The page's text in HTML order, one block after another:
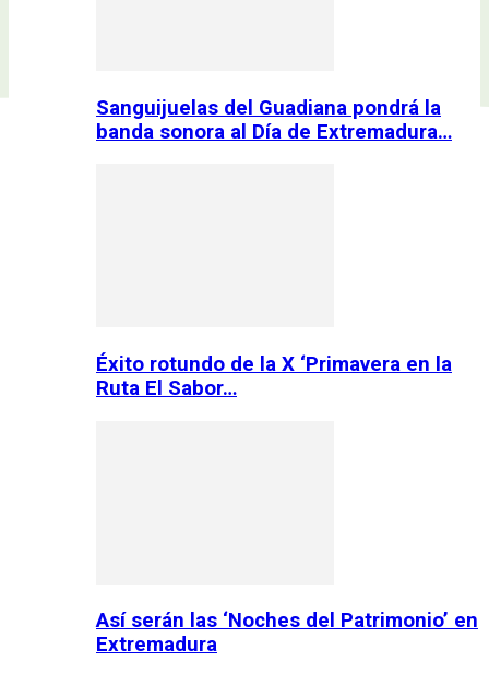
Sanguijuelas del Guadiana pondrá la
banda sonora al Día de Extremadura…
Éxito rotundo de la X ‘Primavera en la
Ruta El Sabor…
Así serán las ‘Noches del Patrimonio’ en
Extremadura